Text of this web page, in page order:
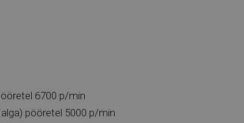
6700 p/min
pööretel 5000 p/min